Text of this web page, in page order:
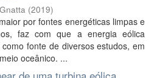
(2019)
por fontes energéticas limpas e
faz com que a energia eólica
fonte de diversos estudos, em
oceânico. ...